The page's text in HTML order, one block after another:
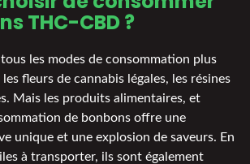
THC-CBD ?
les modes de consommation plus
fleurs de cannabis légales, les résines
Mais les produits alimentaires, et
de bonbons offre une
unique et une explosion de saveurs. En
à transporter, ils sont également